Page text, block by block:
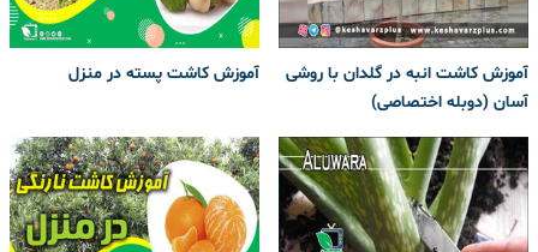
آموزش کاشت انبه در گلدان با روشی
آسان (دوبله اختصاصی)
آموزش کاشت پسته در منزل